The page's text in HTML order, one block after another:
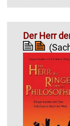
Der Herr